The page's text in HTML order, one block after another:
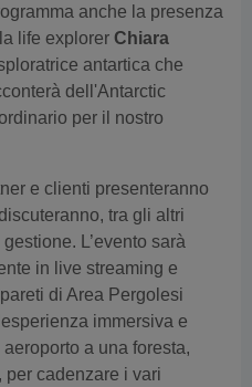
anche la presenza
life explorer Chiara
antartica che
dell'Antarctic
per il nostro
e clienti presenteranno
tra gli altri
L’evento sarà
in live streaming e
di Area Pergolesi
immersiva e
a una foresta,
per cadenzare i vari